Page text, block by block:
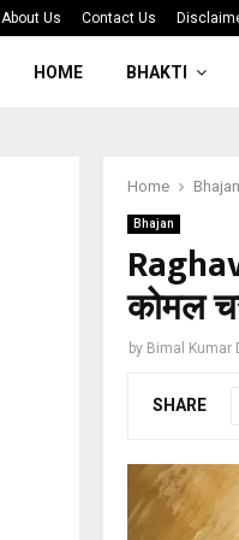
About Us Contact Us
HOME BHAKTI
Home Bhajan
Bhajan
कोमल
by Bimal Kumar
SHARE